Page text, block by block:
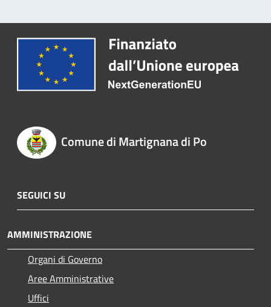
Comune di Martignana di Po
SEGUICI SU
AMMINISTRAZIONE
Organi di Governo
Aree Amministrative
Uffici